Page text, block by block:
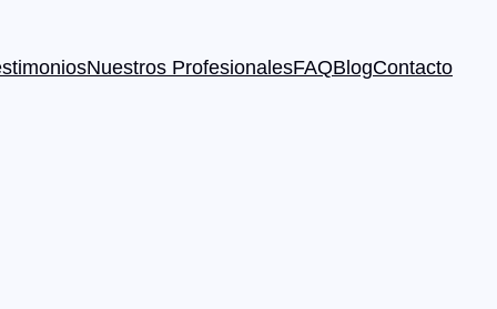
Nuestros ProfesionalesFAQBlogContacto